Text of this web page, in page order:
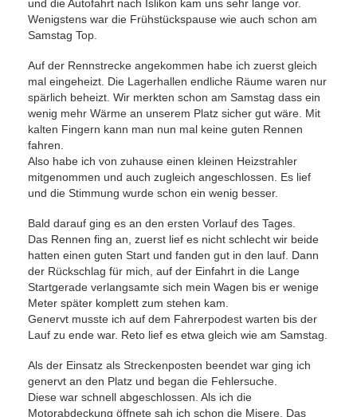
und die Autofahrt nach Islikon kam uns sehr lange vor.
Wenigstens war die Frühstückspause wie auch schon am
Samstag Top.
Auf der Rennstrecke angekommen habe ich zuerst gleich
mal eingeheizt. Die Lagerhallen endliche Räume waren nur
spärlich beheizt. Wir merkten schon am Samstag dass ein
wenig mehr Wärme an unserem Platz sicher gut wäre. Mit
kalten Fingern kann man nun mal keine guten Rennen
fahren.
Also habe ich von zuhause einen kleinen Heizstrahler
mitgenommen und auch zugleich angeschlossen. Es lief
und die Stimmung wurde schon ein wenig besser.
Bald darauf ging es an den ersten Vorlauf des Tages.
Das Rennen fing an, zuerst lief es nicht schlecht wir beide
hatten einen guten Start und fanden gut in den lauf. Dann
der Rückschlag für mich, auf der Einfahrt in die Lange
Startgerade verlangsamte sich mein Wagen bis er wenige
Meter später komplett zum stehen kam.
Genervt musste ich auf dem Fahrerpodest warten bis der
Lauf zu ende war. Reto lief es etwa gleich wie am Samstag.
Als der Einsatz als Streckenposten beendet war ging ich
genervt an den Platz und began die Fehlersuche.
Diese war schnell abgeschlossen. Als ich die
Motorabdeckung öffnete sah ich schon die Misere. Das